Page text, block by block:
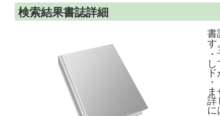
検索結果書誌詳細
書
す
詳
に